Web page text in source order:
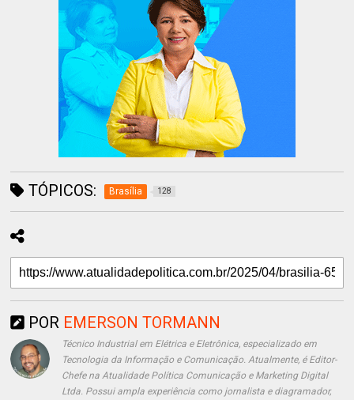
TÓPICOS: Brasília 128
POR EMERSON TORMANN
Técnico Industrial em Elétrica e Eletrônica, especializado em
Tecnologia da Informação e Comunicação. Atualmente, é Editor-
Chefe na Atualidade Política Comunicação e Marketing Digital
Ltda. Possui ampla experiência como jornalista e diagramador,